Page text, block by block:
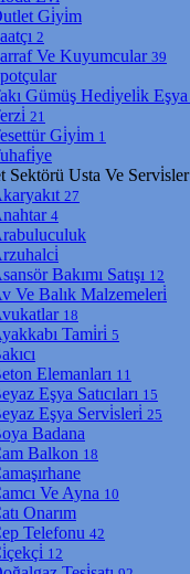
Gi̇yi̇m
2
Ve Kuyumcular 39
Gümüş Hedi̇yeli̇k Eşya
21
Gi̇yi̇m 1
Sektörü Usta Ve Servi̇sler
27
4
Bakımı Satışı 12
Ve Balık Malzemeleri̇
18
Tami̇ri̇ 5
Elemanları 11
Eşya Satıcıları 15
Eşya Servi̇sleri̇ 25
Badana
Balkon 18
Ve Ayna 10
Onarım
Telefonu 42
12